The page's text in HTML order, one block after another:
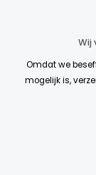
Wij
Omdat we
mogelijk is,